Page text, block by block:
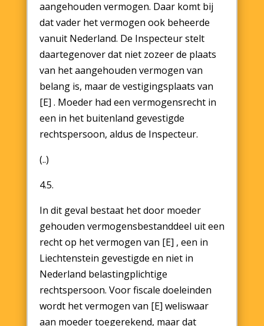
aangehouden vermogen. Daar komt bij
dat vader het vermogen ook beheerde
vanuit Nederland. De Inspecteur stelt
daartegenover dat niet zozeer de plaats
van het aangehouden vermogen van
belang is, maar de vestigingsplaats van
[E] . Moeder had een vermogensrecht in
een in het buitenland gevestigde
rechtspersoon, aldus de Inspecteur.
(..)
4.5.
In dit geval bestaat het door moeder
gehouden vermogensbestanddeel uit een
recht op het vermogen van [E] , een in
Liechtenstein gevestigde en niet in
Nederland belastingplichtige
rechtspersoon. Voor fiscale doeleinden
wordt het vermogen van [E] weliswaar
aan moeder toegerekend, maar dat